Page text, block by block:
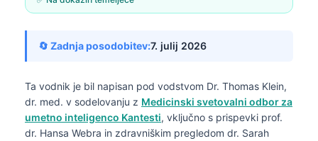
🔄 Zadnja posodobitev:7. julij 2026
Ta vodnik je bil napisan pod vodstvom Dr. Thomas Klein,
dr. med. v sodelovanju z Medicinski svetovalni odbor za
umetno inteligenco Kantesti, vključno s prispevki prof.
dr. Hansa Webra in zdravniškim pregledom dr. Sarah